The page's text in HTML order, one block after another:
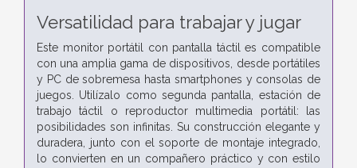
Versatilidad para trabajar y jugar
Este monitor portátil con pantalla táctil es compatible
con una amplia gama de dispositivos, desde portátiles
y PC de sobremesa hasta smartphones y consolas de
juegos. Utilízalo como segunda pantalla, estación de
trabajo táctil o reproductor multimedia portátil: las
posibilidades son infinitas. Su construcción elegante y
duradera, junto con el soporte de montaje integrado,
lo convierten en un compañero práctico y con estilo